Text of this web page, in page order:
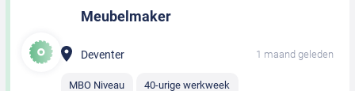
Meubelmaker
Deventer 1 maand geleden
MBO Niveau 40-urige werkweek